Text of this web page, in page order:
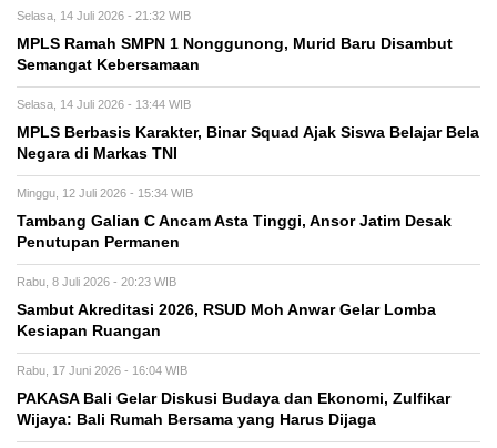
Selasa, 14 Juli 2026 - 21:32 WIB
MPLS Ramah SMPN 1 Nonggunong, Murid Baru Disambut
Semangat Kebersamaan
Selasa, 14 Juli 2026 - 13:44 WIB
MPLS Berbasis Karakter, Binar Squad Ajak Siswa Belajar Bela
Negara di Markas TNI
Minggu, 12 Juli 2026 - 15:34 WIB
Tambang Galian C Ancam Asta Tinggi, Ansor Jatim Desak
Penutupan Permanen
Rabu, 8 Juli 2026 - 20:23 WIB
Sambut Akreditasi 2026, RSUD Moh Anwar Gelar Lomba
Kesiapan Ruangan
Rabu, 17 Juni 2026 - 16:04 WIB
PAKASA Bali Gelar Diskusi Budaya dan Ekonomi, Zulfikar
Wijaya: Bali Rumah Bersama yang Harus Dijaga